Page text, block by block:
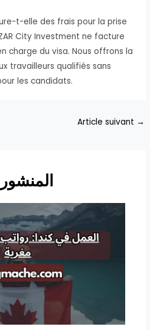
t-elle des frais pour la prise
City Investment ne facture
charge du visa. Nous offrons la
travailleurs qualifiés sans
les candidats.
Article suivant →